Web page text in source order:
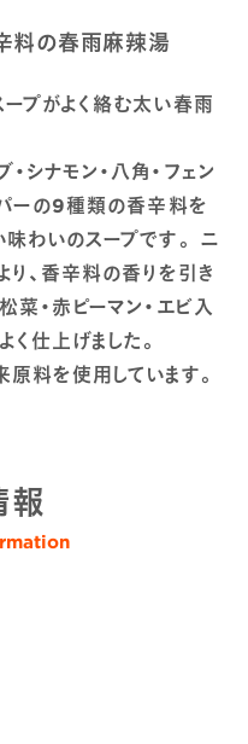
料の春雨麻辣湯
プがよく絡む太い春雨
シナモン・八角・フェン
パーの9種類の香辛料を
わいのスープです。 ニ
り、香辛料の香りを引き
菜・赤ピーマン・エビ入
く仕上げました。
料を使用しています。
報